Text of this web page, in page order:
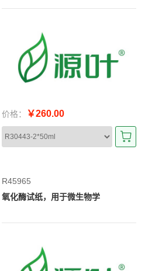
价格： ￥260.00
R45965
氧化酶试纸，用于微生物学